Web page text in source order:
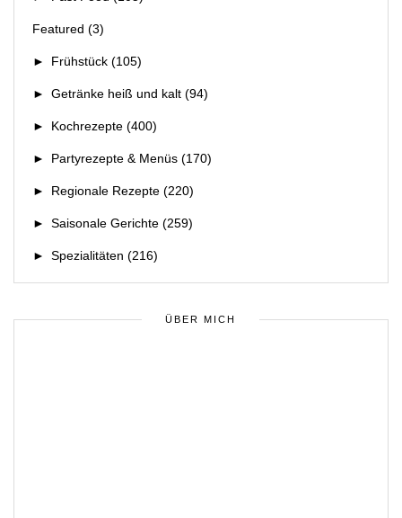
Featured (3)
► Frühstück (105)
► Getränke heiß und kalt (94)
► Kochrezepte (400)
► Partyrezepte & Menüs (170)
► Regionale Rezepte (220)
► Saisonale Gerichte (259)
► Spezialitäten (216)
ÜBER MICH